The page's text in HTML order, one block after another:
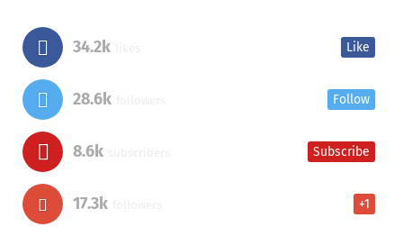
34.2k Like
28.6k Follow
8.6k Subscribe
17.3k +1